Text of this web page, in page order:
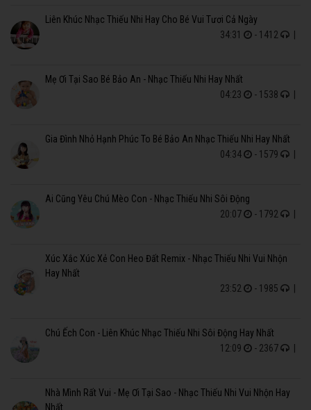
Liên Khúc Nhạc Thiếu Nhi Hay Cho Bé Vui Tươi Cả Ngày
34:31
- 1412 |
Mẹ Ơi Tại Sao Bé Bảo An - Nhạc Thiếu Nhi Hay Nhất
04:23
- 1538 |
Gia Đình Nhỏ Hạnh Phúc To Bé Bảo An Nhạc Thiếu Nhi Hay Nhất
04:34
- 1579 |
Ai Cũng Yêu Chú Mèo Con - Nhạc Thiếu Nhi Sôi Động
20:07
- 1792 |
Xúc Xắc Xúc Xẻ Con Heo Đất Remix - Nhạc Thiếu Nhi Vui Nhộn
Hay Nhất
23:52
- 1985 |
Chú Ếch Con - Liên Khúc Nhạc Thiếu Nhi Sôi Động Hay Nhất
12:09
- 2367 |
Nhà Mình Rất Vui - Mẹ Ơi Tại Sao - Nhạc Thiếu Nhi Vui Nhộn Hay
Nhất